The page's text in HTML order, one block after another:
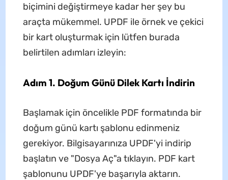
biçimini değiştirmeye kadar her şey bu
araçta mükemmel. UPDF ile örnek ve çekici
bir kart oluşturmak için lütfen burada
belirtilen adımları izleyin:
Adım 1. Doğum Günü Dilek Kartı İndirin
Başlamak için öncelikle PDF formatında bir
doğum günü kartı şablonu edinmeniz
gerekiyor. Bilgisayarınıza UPDF'yi indirip
başlatın ve "Dosya Aç"a tıklayın. PDF kart
şablonunu UPDF'ye başarıyla aktarın.